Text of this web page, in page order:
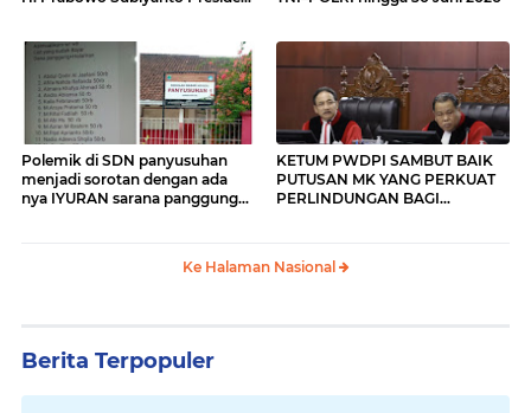
parah dan Amburadul.
Polemik di SDN panyusuhan
menjadi sorotan dengan ada
nya IYURAN sarana panggung
KETUM PWDPI SAMBUT BAIK
PUTUSAN MK YANG PERKUAT
PERLINDUNGAN BAGI
Ke Halaman Nasional
Berita Terpopuler